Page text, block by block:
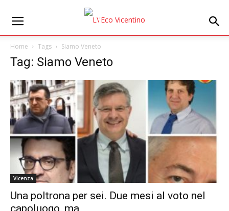
Home Tags Siamo Veneto
Tag: Siamo Veneto
Vicenza
Una poltrona per sei. Due mesi al voto nel